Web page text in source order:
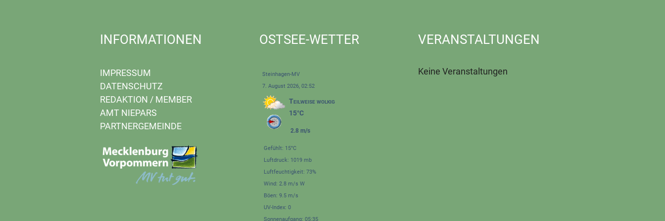
INFORMATIONEN
IMPRESSUM
DATENSCHUTZ
REDAKTION / MEMBER
AMT NIEPARS
PARTNERGEMEINDE
OSTSEE-WETTER
Steinhagen-MV
7. August 2026, 02:52
Teilweise wolkig
15°C
2.8 m/s
Gefühlt: 15°C
Luftdruck: 1019 mb
Luftfeuchtigkeit: 73%
Wind: 2.8 m/s W
Böen: 9.5 m/s
UV-Index: 0
Sonnenaufgang: 05:35
VERANSTALTUNGEN
Keine Veranstaltungen